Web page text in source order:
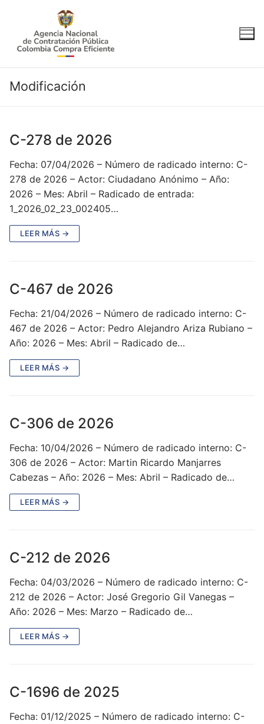
contenido
Modificación
C-278 de 2026
Fecha: 07/04/2026 – Número de radicado interno: C-
278 de 2026 – Actor: Ciudadano Anónimo – Año:
2026 – Mes: Abril – Radicado de entrada:
1_2026_02_23_002405…
LEER MÁS →
C-467 de 2026
Fecha: 21/04/2026 – Número de radicado interno: C-
467 de 2026 – Actor: Pedro Alejandro Ariza Rubiano –
Año: 2026 – Mes: Abril – Radicado de…
LEER MÁS →
C-306 de 2026
Fecha: 10/04/2026 – Número de radicado interno: C-
306 de 2026 – Actor: Martin Ricardo Manjarres
Cabezas – Año: 2026 – Mes: Abril – Radicado de…
LEER MÁS →
C-212 de 2026
Fecha: 04/03/2026 – Número de radicado interno: C-
212 de 2026 – Actor: José Gregorio Gil Vanegas –
Año: 2026 – Mes: Marzo – Radicado de…
LEER MÁS →
C-1696 de 2025
Fecha: 01/12/2025 – Número de radicado interno: C-